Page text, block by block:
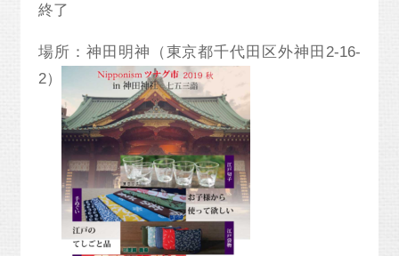
終了
場所：神田明神（東京都千代田区外神田2-16-
2）